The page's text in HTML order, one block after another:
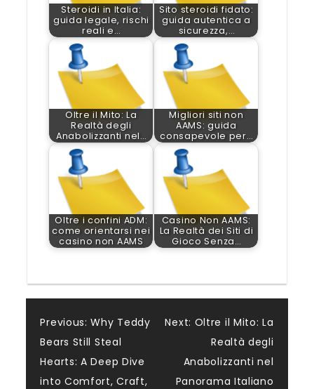
Steroidi in Italia:
guida legale, rischi
reali e…
Sito steroidi fidato:
guida autentica a
sicurezza,…
Oltre il Mito: La
Realtà degli
Anabolizzanti nel…
Migliori siti non
AAMS: guida
consapevole per…
Oltre i confini ADM:
come orientarsi nei
casino non AAMS
Casino Non AAMS:
La Realtà dei Siti di
Gioco Senza…
Post
navigation
Previous: Why Teddy
Bears Still Steal
Hearts: A Deep Dive
into Comfort, Craft,
Next: Oltre il Mito: La
Realtà degli
Anabolizzanti nel
Panorama Italiano